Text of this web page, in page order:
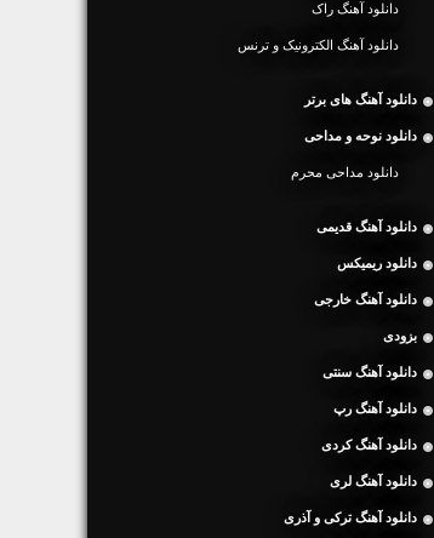
دانلود آهنگ راک
دانلود آهنگ الکترونیک و ترنس
دانلود آهنگ های برتر
دانلود نوحه و مداحی
دانلود مداحی محرم
دانلود آهنگ قدیمی
دانلود ریمیکس
دانلود آهنگ خارجی
بزودی
دانلود آهنگ سنتی
دانلود آهنگ رپ
دانلود آهنگ کردی
دانلود آهنگ لری
دانلود آهنگ ترکی و آذری